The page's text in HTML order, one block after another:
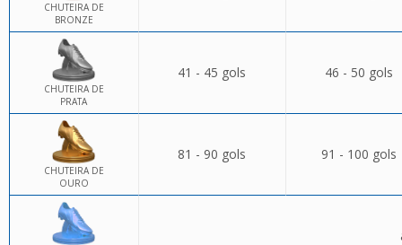
CHUTEIRA DE
BRONZE
CHUTEIRA DE
PRATA
41 - 45 gols 46 - 50 gols
CHUTEIRA DE
OURO
81 - 90 gols 91 - 100 gols